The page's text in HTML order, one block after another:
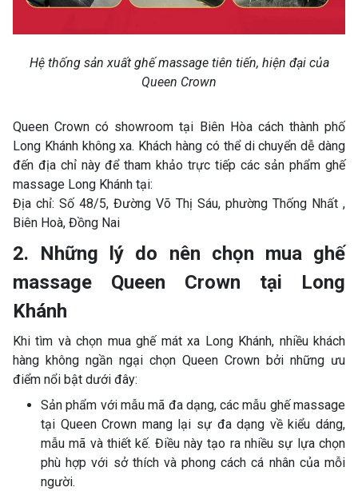
Hệ thống sản xuất ghế massage tiên tiến, hiện đại của
Queen Crown
Queen Crown có showroom tại Biên Hòa cách thành phố
Long Khánh không xa. Khách hàng có thể di chuyển dễ dàng
đến địa chỉ này để tham khảo trực tiếp các sản phẩm ghế
massage Long Khánh tại:
Địa chỉ: Số 48/5, Đường Võ Thị Sáu, phường Thống Nhất ,
Biên Hoà, Đồng Nai
2. Những lý do nên chọn mua ghế
massage Queen Crown tại Long
Khánh
Khi tìm và chọn mua ghế mát xa Long Khánh, nhiều khách
hàng không ngần ngại chọn Queen Crown bởi những ưu
điểm nổi bật dưới đây:
Sản phẩm với mẫu mã đa dạng, các mẫu ghế massage
tại Queen Crown mang lại sự đa dạng về kiểu dáng,
mẫu mã và thiết kế. Điều này tạo ra nhiều sự lựa chọn
phù hợp với sở thích và phong cách cá nhân của mỗi
người.